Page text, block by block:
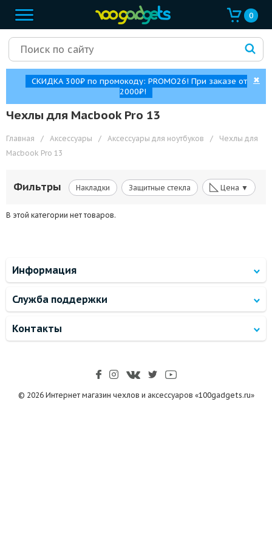
0
СКИДКА 300₽ по промокоду: PROMO26! При заказе от
2000₽!
✖
Чехлы для Macbook Pro 13
Главная / Аксессуары / Аксессуары для ноутбуков /
Чехлы для
Macbook Pro 13
Фильтры Накладки Защитные стекла ◺ Цена ▼
В этой категории нет товаров.
Информация
Служба поддержки
Контакты
© 2026 Интернет магазин чехлов и аксессуаров «100gadgets.ru»